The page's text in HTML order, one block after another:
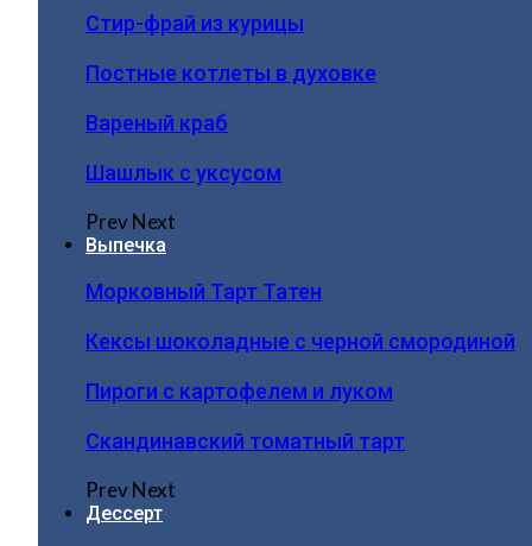
Стир-фрай из курицы
Постные котлеты в духовке
Вареный краб
Шашлык с уксусом
PrevNext
Выпечка
Морковный Тарт Татен
Кексы шоколадные с черной смородиной
Пироги c картофелем и луком
Скандинавский томатный тарт
PrevNext
Дессерт